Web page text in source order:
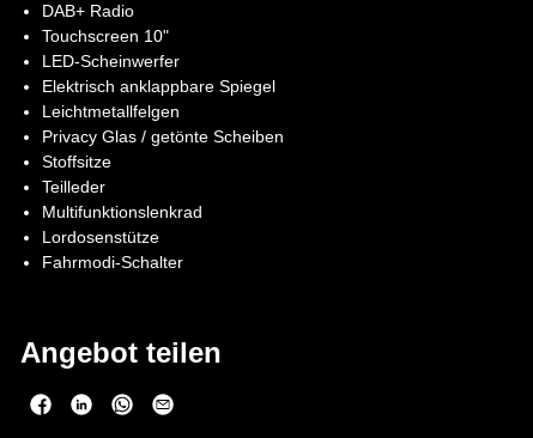
DAB+ Radio
Touchscreen 10"
LED-Scheinwerfer
Elektrisch anklappbare Spiegel
Leichtmetallfelgen
Privacy Glas / getönte Scheiben
Stoffsitze
Teilleder
Multifunktionslenkrad
Lordosenstütze
Fahrmodi-Schalter
Angebot teilen